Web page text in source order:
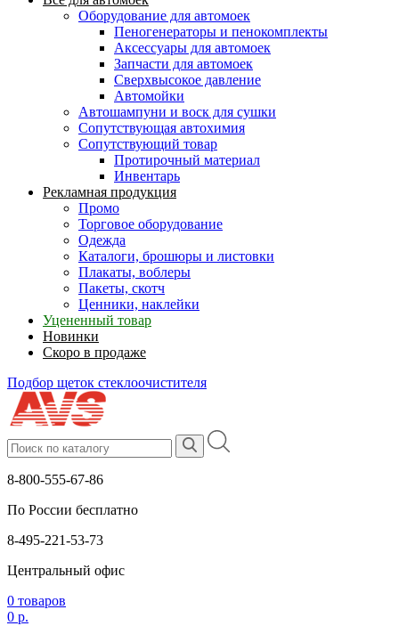
Оборудование для автомоек
Пеногенераторы и пенокомплекты
Аксессуары для автомоек
Запчасти для автомоек
Сверхвысокое давление
Автомойки
Автошампуни и воск для сушки
Сопутствующая автохимия
Сопутствующий товар
Протирочный материал
Инвентарь
Рекламная продукция
Промо
Торговое оборудование
Одежда
Каталоги, брошюры и листовки
Плакаты, воблеры
Пакеты, скотч
Ценники, наклейки
Уцененный товар
Новинки
Скоро в продаже
Подбор щеток стеклоочистителя
8-800-555-67-86
По России бесплатно
8-495-221-53-73
Центральный офис
0 товаров
0 р.